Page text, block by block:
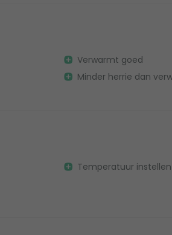
Verwarmt goed
Minder herrie dan
Temperatuur instellen